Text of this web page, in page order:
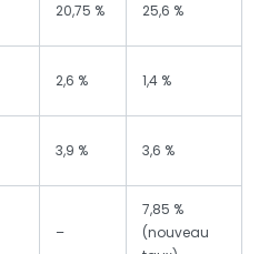
20,75 % 25,6 %
2,6 % 1,4 %
3,9 % 3,6 %
–
7,85 %
(nouveau